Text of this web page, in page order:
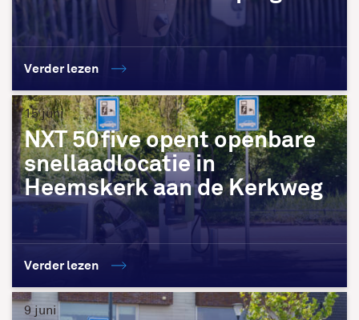
Verder lezen
15 juni
NXT 50five opent openbare
snellaadlocatie in
Heemskerk aan de Kerkweg
Verder lezen
9 juni